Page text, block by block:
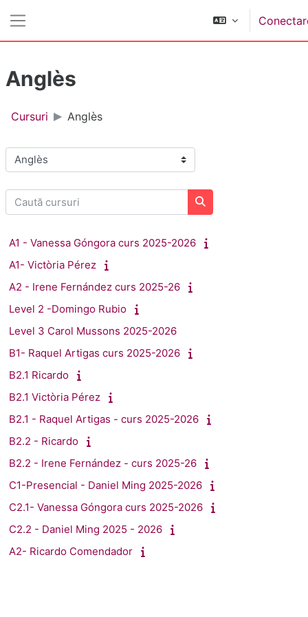
Anglès
Cursuri Anglès
Categorii curs
Caută cursuri
Caută cursuri
A1 - Vanessa Góngora curs 2025-2026
A1- Victòria Pérez
A2 - Irene Fernández curs 2025-26
Level 2 -Domingo Rubio
Level 3 Carol Mussons 2025-2026
B1- Raquel Artigas curs 2025-2026
B2.1 Ricardo
B2.1 Victòria Pérez
B2.1 - Raquel Artigas - curs 2025-2026
B2.2 - Ricardo
B2.2 - Irene Fernández - curs 2025-26
C1-Presencial - Daniel Ming 2025-2026
C2.1- Vanessa Góngora curs 2025-2026
C2.2 - Daniel Ming 2025 - 2026
A2- Ricardo Comendador